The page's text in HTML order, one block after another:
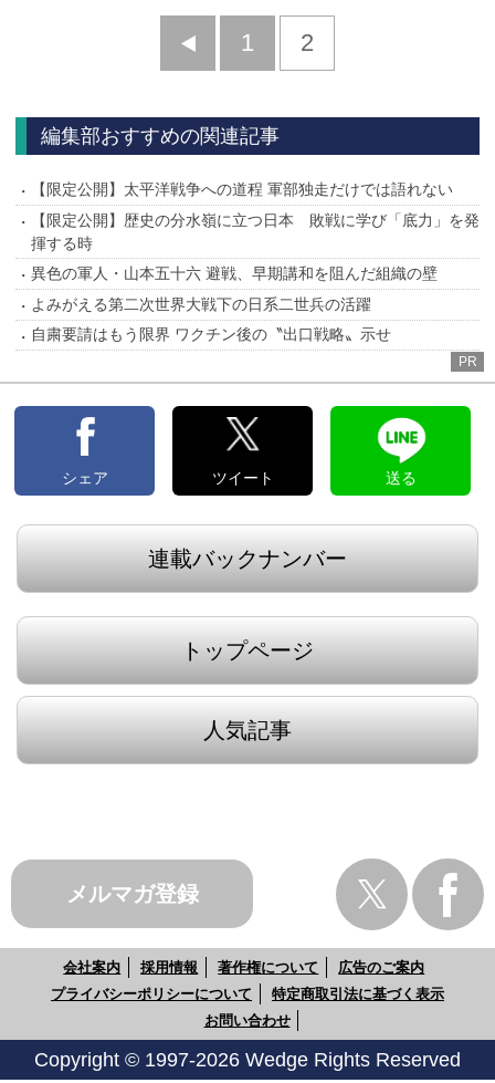
前
1 2
編集部おすすめの関連記事
【限定公開】太平洋戦争への道程 軍部独走だけでは語れない
【限定公開】歴史の分水嶺に立つ日本 敗戦に学び「底力」を発
揮する時
異色の軍人・山本五十六 避戦、早期講和を阻んだ組織の壁
よみがえる第二次世界大戦下の日系二世兵の活躍
自粛要請はもう限界 ワクチン後の〝出口戦略〟示せ
PR
シェア ツイート 送る
連載バックナンバー
トップページ
人気記事
メルマガ登録
会社案内 採用情報 著作権について
広告のご案内
プライバシーポリシーについて
特定商取引法に基づく表示
お問い合わせ
Copyright © 1997-2026 Wedge Rights Reserved